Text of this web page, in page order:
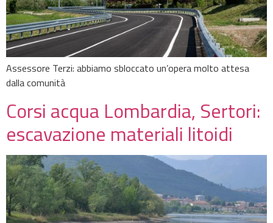
Assessore Terzi: abbiamo sbloccato un’opera molto attesa
dalla comunità
Corsi acqua Lombardia, Sertori:
escavazione materiali litoidi